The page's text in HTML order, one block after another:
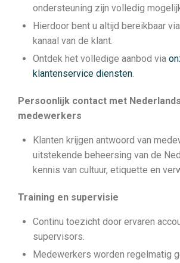
ondersteuning zijn volledig
Hierdoor bent u altijd bereikbaar
kanaal van de klant.
Ontdek het volledige aanbod via
klantenservice diensten.
Persoonlijk contact met
medewerkers
Klanten krijgen antwoord van
uitstekende beheersing van de
kennis van cultuur, etiquette en
Training en supervisie
Continu toezicht door ervaren
supervisors.
Medewerkers worden regelmatig